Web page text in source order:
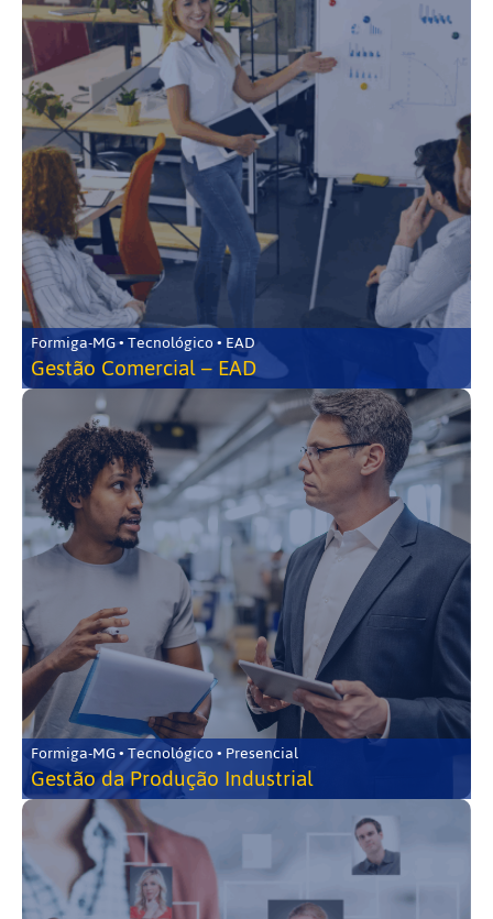
Formiga-MG • Tecnológico • EAD
Gestão Comercial – EAD
Formiga-MG • Tecnológico • Presencial
Gestão da Produção Industrial